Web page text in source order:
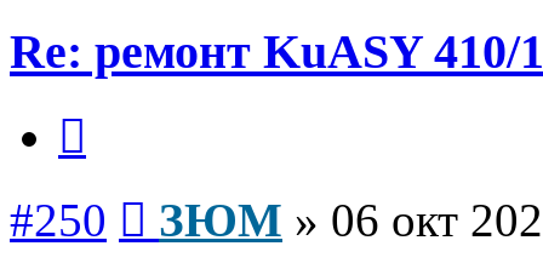
Re: ремонт KuASY 410/
#250 ЗЮМ » 06 окт